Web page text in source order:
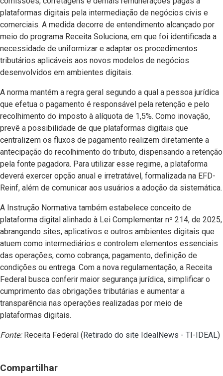
plataformas digitais pela intermediação de negócios civis e
comerciais. A medida decorre de entendimento alcançado por
meio do programa Receita Soluciona, em que foi identificada a
necessidade de uniformizar e adaptar os procedimentos
tributários aplicáveis aos novos modelos de negócios
desenvolvidos em ambientes digitais.
A norma mantém a regra geral segundo a qual a pessoa jurídica
que efetua o pagamento é responsável pela retenção e pelo
recolhimento do imposto à alíquota de 1,5%. Como inovação,
prevê a possibilidade de que plataformas digitais que
centralizem os fluxos de pagamento realizem diretamente a
antecipação do recolhimento do tributo, dispensando a retenção
pela fonte pagadora. Para utilizar esse regime, a plataforma
deverá exercer opção anual e irretratável, formalizada na EFD-
Reinf, além de comunicar aos usuários a adoção da sistemática.
A Instrução Normativa também estabelece conceito de
plataforma digital alinhado à Lei Complementar nº 214, de 2025,
abrangendo sites, aplicativos e outros ambientes digitais que
atuem como intermediários e controlem elementos essenciais
das operações, como cobrança, pagamento, definição de
condições ou entrega. Com a nova regulamentação, a Receita
Federal busca conferir maior segurança jurídica, simplificar o
cumprimento das obrigações tributárias e aumentar a
transparência nas operações realizadas por meio de
plataformas digitais.
Fonte:Receita Federal (Retirado do site IdealNews - TI-IDEAL)
Compartilhar